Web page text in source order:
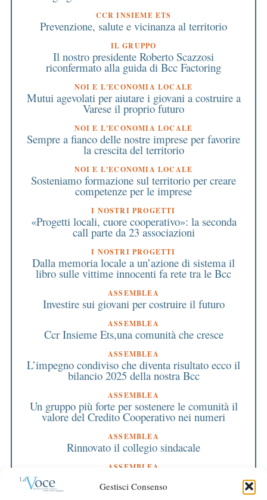
Gestisci Consenso
CCR INSIEME ETS
Prevenzione, salute e vicinanza al territorio
IL GRUPPO
Il nostro presidente Roberto Scazzosi
riconfermato alla guida di Bcc Factoring
NOI E L'ECONOMIA LOCALE
Mutui agevolati per aiutare i giovani a costruire a
Varese il proprio futuro
NOI E L'ECONOMIA LOCALE
Sempre a fianco delle nostre imprese per favorire
la crescita del territorio
NOI E L'ECONOMIA LOCALE
Sosteniamo formazione sul territorio per creare
competenze per le imprese
I NOSTRI PROGETTI
«Progetti locali, cuore cooperativo»: la seconda
call parte da 23 associazioni
I NOSTRI PROGETTI
Dalla memoria locale a un’azione di sistema il
libro sulle vittime innocenti fa rete tra le Bcc
ASSEMBLEA
Investire sui giovani per costruire il futuro
ASSEMBLEA
Ccr Insieme Ets,una comunità che cresce
ASSEMBLEA
L’impegno condiviso che diventa risultato ecco il
bilancio 2025 della nostra Bcc
ASSEMBLEA
Un gruppo più forte per sostenere le comunità il
valore del Credito Cooperativo nei numeri
ASSEMBLEA
Rinnovato il collegio sindacale
ASSEMBLEA
Bilancio approvato all’unanimità e 2 milioni
destinati al territorio